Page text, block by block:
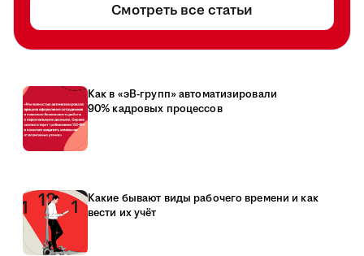
Смотреть все статьи
Как в «эВ-групп» автоматизировали
90% кадровых процессов
Какие бывают виды рабочего времени и как
вести их учёт